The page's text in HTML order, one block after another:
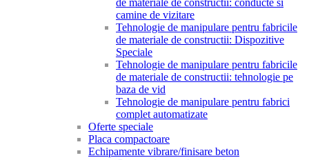
de materiale de constructii: conducte si
camine de vizitare
Tehnologie de manipulare pentru fabricile
de materiale de constructii: Dispozitive
Speciale
Tehnologie de manipulare pentru fabricile
de materiale de constructii: tehnologie pe
baza de vid
Tehnologie de manipulare pentru fabrici
complet automatizate
Oferte speciale
Placa compactoare
Echipamente vibrare/finisare beton